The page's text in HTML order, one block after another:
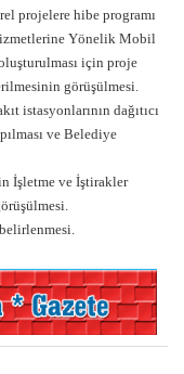
projelere hibe programı
Yönelik Mobil
için proje
görüşülmesi.
istasyonlarının dağıtıcı
ve Belediye
İşletme ve İştirakler